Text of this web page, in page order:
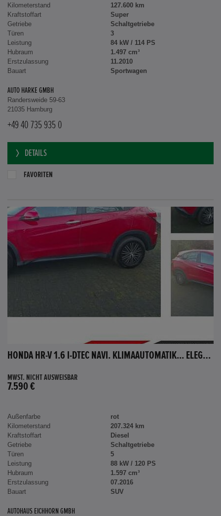
Kilometerstand
127.600 km
Kraftstoffart
Super
Getriebe
Schaltgetriebe
Türen
3
Leistung
84 kW / 114 PS
Hubraum
1.497 cm³
Erstzulassung
11.2010
Bauart
Sportwagen
AUTO HARKE GMBH
Randersweide 59-63
21035 Hamburg
+49 40 735 935 0
DETAILS
FAVORITEN
HONDA HR-V 1.6 I-DTEC NAVI. KLIMAAUTOMATIK... ELEGANCE
MWST. NICHT AUSWEISBAR
7.590 €
Außenfarbe
rot
Kilometerstand
207.324 km
Kraftstoffart
Diesel
Getriebe
Schaltgetriebe
Türen
5
Leistung
88 kW / 120 PS
Hubraum
1.597 cm³
Erstzulassung
07.2016
Bauart
SUV
AUTOHAUS EICHHORN GMBH